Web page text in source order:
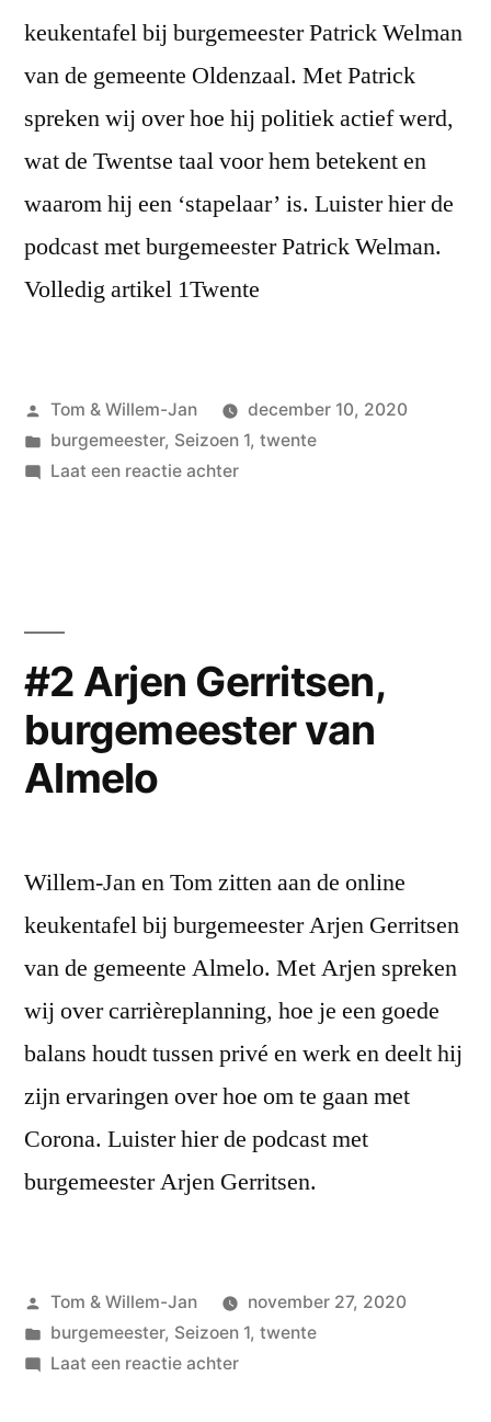
keukentafel bij burgemeester Patrick Welman
van de gemeente Oldenzaal. Met Patrick
spreken wij over hoe hij politiek actief werd,
wat de Twentse taal voor hem betekent en
waarom hij een ‘stapelaar’ is. Luister hier de
podcast met burgemeester Patrick Welman.
Volledig artikel 1Twente
Geplaatst
door
Tom & Willem-Jan
december 10, 2020
Geplaatst
in
burgemeester, Seizoen 1, twente
Laat een reactie achterop
en
te
gast
#2 Arjen Gerritsen,
burgemeester van
Almelo
Willem-Jan en Tom zitten aan de online
keukentafel bij burgemeester Arjen Gerritsen
van de gemeente Almelo. Met Arjen spreken
wij over carrièreplanning, hoe je een goede
balans houdt tussen privé en werk en deelt hij
zijn ervaringen over hoe om te gaan met
Corona. Luister hier de podcast met
burgemeester Arjen Gerritsen.
Geplaatst
door
Tom & Willem-Jan
november 27, 2020
Geplaatst
in
burgemeester, Seizoen 1, twente
Laat een reactie achterop